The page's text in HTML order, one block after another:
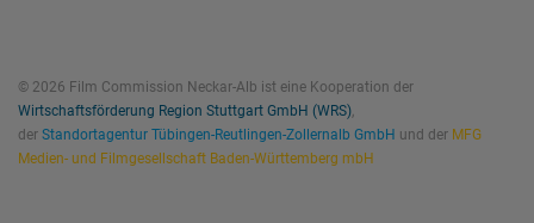
© 2026 Film Commission Neckar-Alb ist eine Kooperation der
Wirtschaftsförderung Region Stuttgart GmbH (WRS),
der Standortagentur Tübingen-Reutlingen-Zollernalb GmbH und der MFG
Medien- und Filmgesellschaft Baden-Württemberg mbH